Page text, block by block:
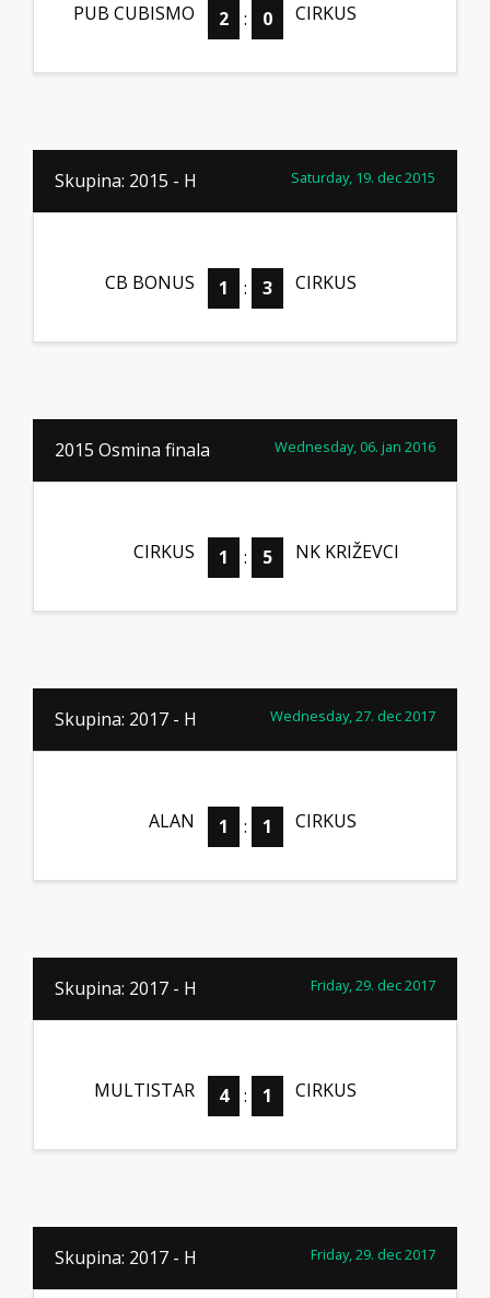
PUB CUBISMO 2 : 0 CIRKUS
Skupina: 2015 - H Saturday, 19. dec 2015
CB BONUS 1 : 3 CIRKUS
2015 Osmina finala Wednesday, 06. jan 2016
CIRKUS 1 : 5 NK KRIŽEVCI
Skupina: 2017 - H Wednesday, 27. dec 2017
ALAN 1 : 1 CIRKUS
Skupina: 2017 - H Friday, 29. dec 2017
MULTISTAR 4 : 1 CIRKUS
Skupina: 2017 - H Friday, 29. dec 2017